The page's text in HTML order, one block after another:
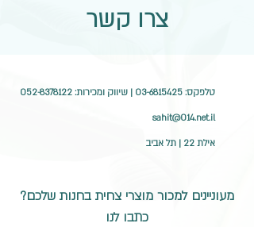
צרו קשר
טלפקס: 03-6815425 | שיווק ומכירות: 052-8378122
sahit@014.net.il
אילת 22 | תל אביב
מעוניינים למכור מוצרי צחית בחנות שלכם?
כתבו לנו